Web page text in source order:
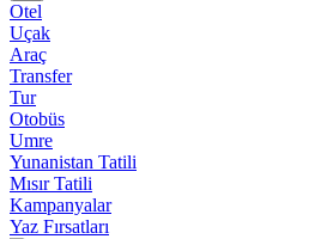
Otel
Uçak
Araç
Transfer
Tur
Otobüs
Umre
Yunanistan Tatili
Mısır Tatili
Kampanyalar
Yaz Fırsatları